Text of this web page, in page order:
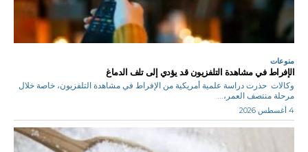
منوعات
الإفراط في مشاهدة التلفزيون قد يؤدي إلى تلف الدماغ
وكالات حذرت دراسة علمية أمريكية من الإفراط في مشاهدة التلفزيون، خاصة خلال
مرحلة منتصف العمر،...
4 أغسطس 2026